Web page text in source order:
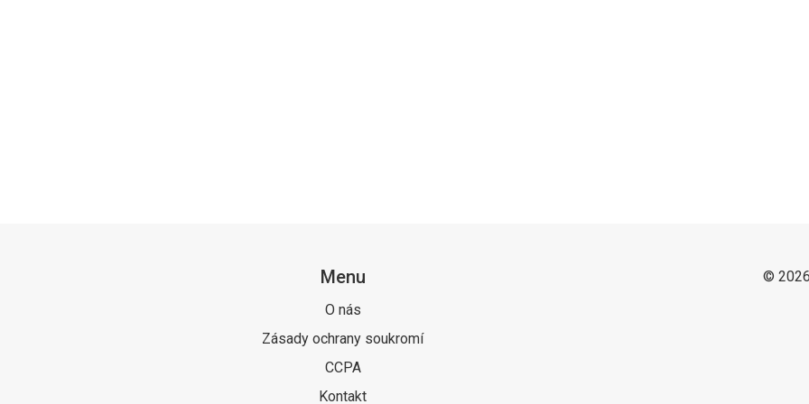
Menu
O nás
Zásady ochrany soukromí
CCPA
Kontakt
©